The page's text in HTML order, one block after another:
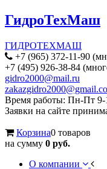
ГидроТехМаш
ГИДРОТЕХМАШ
+7 (965) 372-11-90
+7 (495) 926-38-84
gidro2000@mail.ru
Время работы: Пн-Пт 9-
Заявки на сайте
Корзина0 товаров
на сумму 0 руб.
О компании